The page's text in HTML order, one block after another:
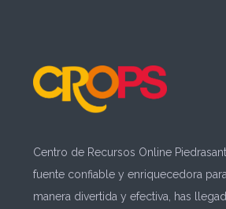
Centro de Recursos Online
fuente confiable y enriquecedora
manera divertida y efectiva, has